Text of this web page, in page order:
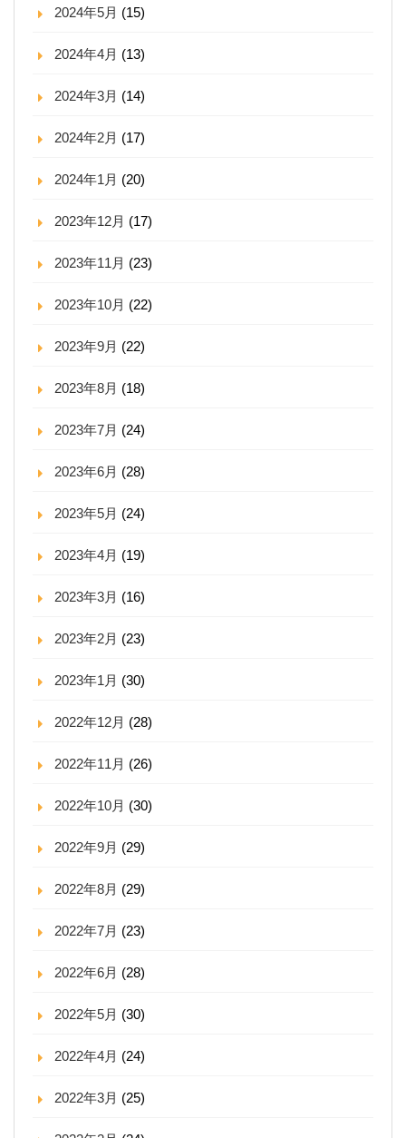
2024年5月 (15)
2024年4月 (13)
2024年3月 (14)
2024年2月 (17)
2024年1月 (20)
2023年12月 (17)
2023年11月 (23)
2023年10月 (22)
2023年9月 (22)
2023年8月 (18)
2023年7月 (24)
2023年6月 (28)
2023年5月 (24)
2023年4月 (19)
2023年3月 (16)
2023年2月 (23)
2023年1月 (30)
2022年12月 (28)
2022年11月 (26)
2022年10月 (30)
2022年9月 (29)
2022年8月 (29)
2022年7月 (23)
2022年6月 (28)
2022年5月 (30)
2022年4月 (24)
2022年3月 (25)